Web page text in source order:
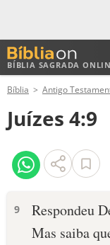
BÍBLIA SAGRADA
ANTIGO
NOVO TESTAMENTO
VERSÍCULOS
PALAVRA DO DIA
Bíblia Antigo
Juízes 4:9
9
Respondeu
Mas saiba